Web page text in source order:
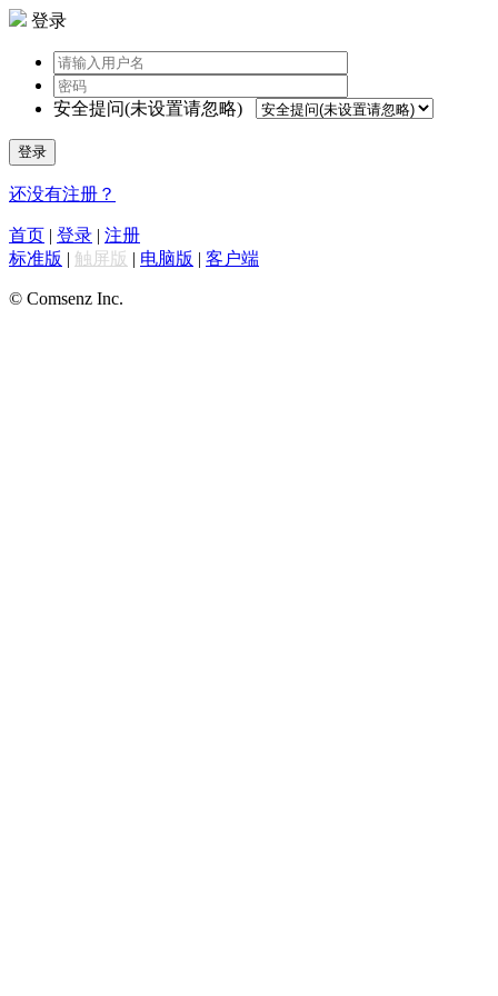
登录
安全提问(未设置请忽略)
登录
还没有注册？
首页 | 登录 | 注册
标准版 | 触屏版 | 电脑版 | 客户端
© Comsenz Inc.